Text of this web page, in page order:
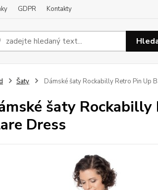
GDPR Kontakty
Šaty Dámské šaty Rockabilly Retro Pin Up
šaty
Dress